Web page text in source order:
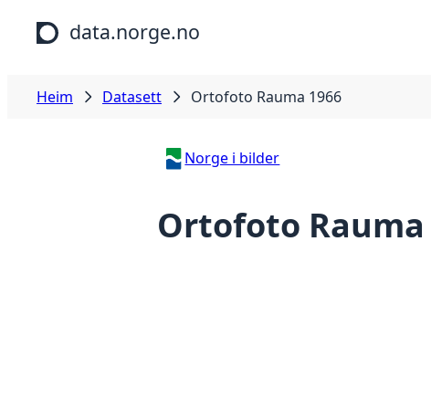
Hopp til hovudinnhald
data.norge.no
Heim Datasett Ortofoto Rauma 1966
Norge i bilder
Ortofoto Rauma